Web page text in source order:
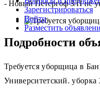
Зарегистрироваться
Войти
Разместить
- Новый ПетергофЗ/П не
Подробности
Требуется уборщица в
Университетский. уборка